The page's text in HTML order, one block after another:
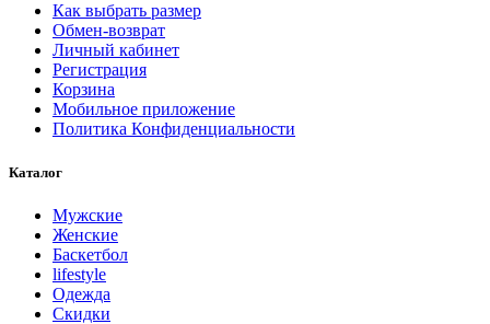
Как выбрать размер
Обмен-возврат
Личный кабинет
Регистрация
Корзина
Мобильное приложение
Политика Конфиденциальности
Каталог
Мужские
Женские
Баскетбол
lifestyle
Одежда
Скидки